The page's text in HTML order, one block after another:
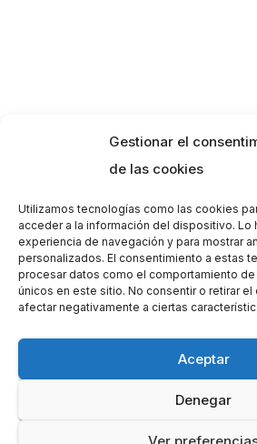
Gestionar el
de las cookies
Utilizamos tecnologías como las cookies
acceder a la información del dispositivo. Lo
experiencia de navegación y para mostrar
personalizados. El consentimiento a estas
procesar datos como el comportamiento
únicos en este sitio. No consentir o retirar
afectar negativamente a ciertas
Aceptar
Denegar
Ver